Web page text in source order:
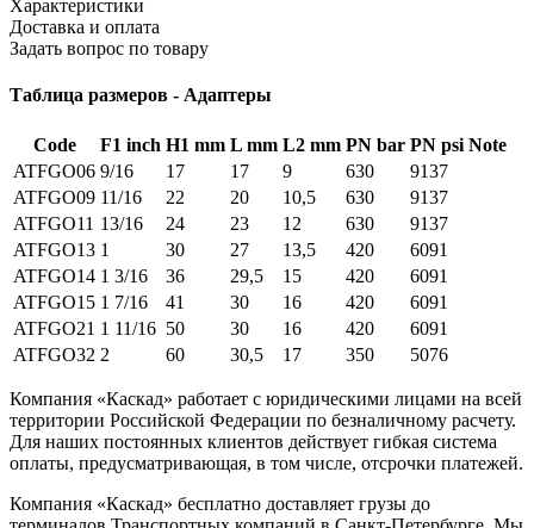
Характеристики
Доставка и оплата
Задать вопрос по товару
Таблица размеров - Адаптеры
Code F1 inch H1 mm L mm L2 mm PN bar PN psi Note
ATFGO06 9/16 17 17 9 630
9137
ATFGO09 11/16 22 20 10,5 630
9137
ATFGO11 13/16 24 23 12 630
9137
ATFGO13 1 30 27 13,5 420
6091
ATFGO14 1 3/16 36 29,5 15 420
6091
ATFGO15 1 7/16 41 30 16 420
6091
ATFGO21 1 11/16 50 30 16 420
6091
ATFGO32 2 60 30,5 17 350 5076
Компания «Каскад» работает с юридическими лицами на всей
территории Российской Федерации по безналичному расчету.
Для наших постоянных клиентов действует гибкая система
оплаты, предусматривающая, в том числе, отсрочки платежей.
Компания «Каскад» бесплатно доставляет грузы до